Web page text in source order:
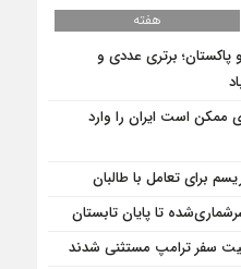
هفته
برتری عددی و
ممکن است ایران را وارد
برای تعامل با طالبان
تا پایان تابستان
سفر ترامپ مستثنی شدند